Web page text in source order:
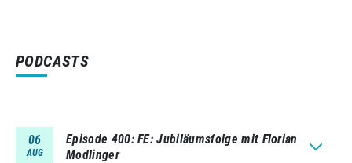
PODCASTS
06
AUG
Episode 400 FE: Jubiläumsfolge mit Florian
Modlinger